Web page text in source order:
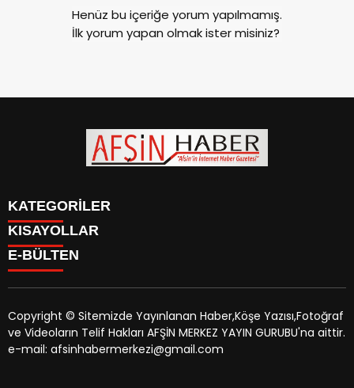
Henüz bu içeriğe yorum yapılmamış.
İlk yorum yapan olmak ister misiniz?
KATEGORİLER
SİYASET
EĞİTİM
MAGAZİN
MANŞETLER
ÖZEL HABER
KISAYOLLAR
SİYASET
EĞİTİM
KÜLTÜR SANAT
MAGAZİN
MANŞETLER
E-BÜLTEN
afsinhaber.com e-bültenine abone olarak, tarafınıza haber,
duyuru ve kampanya içerikli e-postaların gönderilmesini
Copyright © Sitemizde Yayınlanan Haber,Köşe Yazısı,Fotoğraf
ve Videoların Telif Hakları AFŞİN MERKEZ YAYIN GURUBU'na aittir.
e-mail: afsinhabermerkezi@gmail.com